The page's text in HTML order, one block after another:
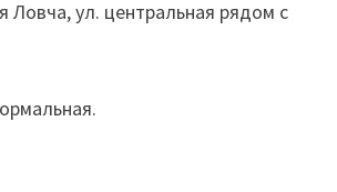
Ловча, ул. центральная рядом с